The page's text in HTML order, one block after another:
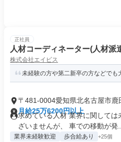
正社員
人材コーディネーター(人材派
株式会社エイビス
未経験の方や第二新卒の方などでも
〒481-0004愛知県北名古屋市鹿
月給25万6200円以上
求めている人材 業界に関して
ざいませんが、 車での移動が発...
業界未経験歓迎 歩合給あり +25個